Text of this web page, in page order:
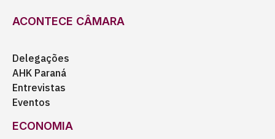
ACONTECE CÂMARA
Delegações
AHK Paraná
Entrevistas
Eventos
ECONOMIA